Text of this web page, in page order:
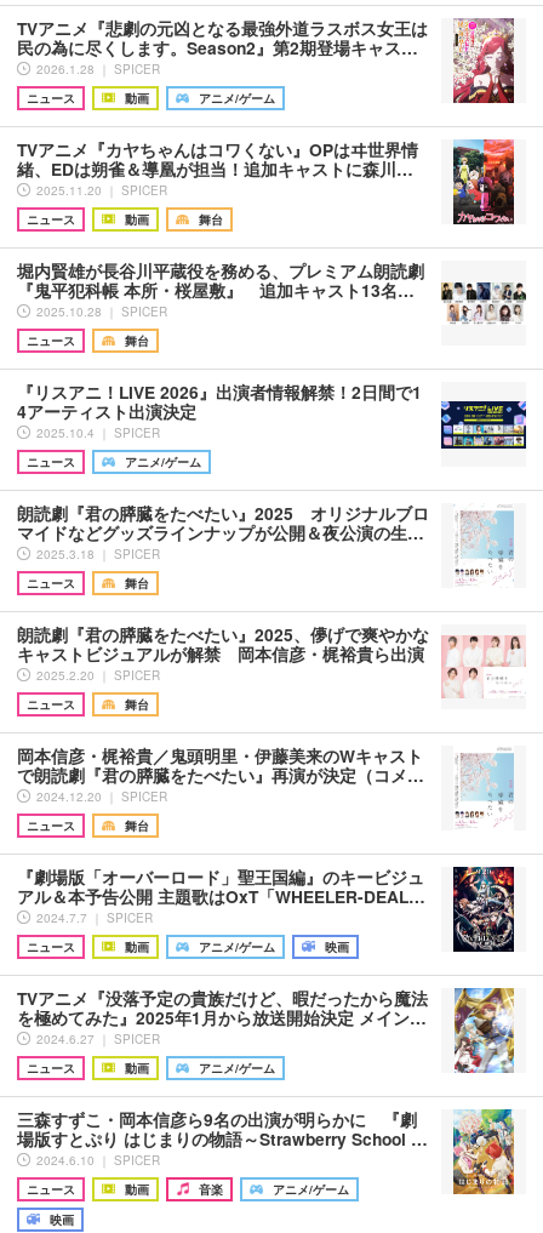
TVアニメ『悲劇の元凶となる最強外道ラスボス女王は
民の為に尽くします。Season2』第2期登場キャス…
2026.1.28 ｜ SPICER
ニュース
動画 アニメ/ゲーム
TVアニメ『カヤちゃんはコワくない』OPはヰ世界情
緒、EDは朔雀＆導凰が担当！追加キャストに森川…
2025.11.20 ｜ SPICER
ニュース
動画 舞台
堀内賢雄が長谷川平蔵役を務める、プレミアム朗読劇
『鬼平犯科帳 本所・桜屋敷』 追加キャスト13名…
2025.10.28 ｜ SPICER
ニュース
舞台
『リスアニ！LIVE 2026』出演者情報解禁！2日間で1
4アーティスト出演決定
2025.10.4 ｜ SPICER
ニュース
アニメ/ゲーム
朗読劇『君の膵臓をたべたい』2025 オリジナルブロ
マイドなどグッズラインナップが公開＆夜公演の生…
2025.3.18 ｜ SPICER
ニュース
舞台
朗読劇『君の膵臓をたべたい』2025、儚げで爽やかな
キャストビジュアルが解禁 岡本信彦・梶裕貴ら出演
2025.2.20 ｜ SPICER
ニュース
舞台
岡本信彦・梶裕貴／鬼頭明里・伊藤美来のWキャスト
で朗読劇『君の膵臓をたべたい』再演が決定（コメ…
2024.12.20 ｜ SPICER
ニュース
舞台
『劇場版「オーバーロード」聖王国編』のキービジュ
アル＆本予告公開 主題歌はOxT「WHEELER-DEAL…
2024.7.7 ｜ SPICER
ニュース
動画 アニメ/ゲーム 映画
TVアニメ『没落予定の貴族だけど、暇だったから魔法
を極めてみた』2025年1月から放送開始決定 メイン…
2024.6.27 ｜ SPICER
ニュース
動画 アニメ/ゲーム
三森すずこ・岡本信彦ら9名の出演が明らかに 『劇
場版すとぷり はじまりの物語～Strawberry School …
2024.6.10 ｜ SPICER
ニュース
動画 音楽
アニメ/ゲーム
映画